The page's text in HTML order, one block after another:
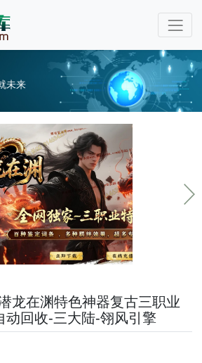
未来
龙在渊特色神器复古三职业
动回收-三大陆-翎风引擎